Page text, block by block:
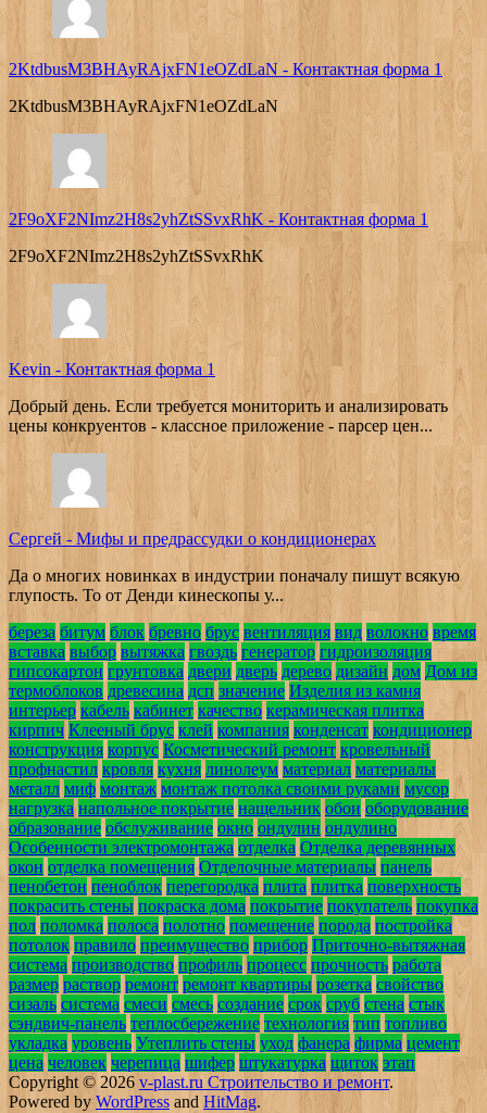
2KtdbusM3BHAyRAjxFN1eOZdLaN - Контактная форма 1
2KtdbusM3BHAyRAjxFN1eOZdLaN
2F9oXF2NImz2H8s2yhZtSSvxRhK - Контактная форма 1
2F9oXF2NImz2H8s2yhZtSSvxRhK
Kevin - Контактная форма 1
Добрый день. Если требуется мониторить и анализировать
цены конкруентов - классное приложение - парсер цен...
Сергей - Мифы и предрассудки о кондиционерах
Да о многих новинках в индустрии поначалу пишут всякую
глупость. То от Денди кинескопы у...
береза битум блок бревно брус вентиляция вид волокно время
вставка выбор вытяжка гвоздь генератор гидроизоляция
гипсокартон грунтовка двери дверь дерево дизайн дом Дом из
термоблоков древесина дсп значение Изделия из камня
интерьер кабель кабинет качество керамическая плитка
кирпич Клееный брус клей компания конденсат кондиционер
конструкция корпус Косметический ремонт кровельный
профнастил кровля кухня линолеум материал материалы
металл миф монтаж монтаж потолка своими руками мусор
нагрузка напольное покрытие нащельник обои оборудование
образование обслуживание окно ондулин ондулино
Особенности электромонтажа отделка Отделка деревянных
окон отделка помещения Отделочные материалы панель
пенобетон пеноблок перегородка плита плитка поверхность
покрасить стены покраска дома покрытие покупатель покупка
пол поломка полоса полотно помещение порода постройка
потолок правило преимущество прибор Приточно-вытяжная
система производство профиль процесс прочность работа
размер раствор ремонт ремонт квартиры розетка свойство
сизаль система смеси смесь создание срок сруб стена стык
сэндвич-панель теплосбережение технология тип топливо
укладка уровень Утеплить стены уход фанера фирма цемент
цена человек черепица шифер штукатурка щиток этап
Copyright © 2026 v-plast.ru Строительство и ремонт.
Powered by WordPress and HitMag.